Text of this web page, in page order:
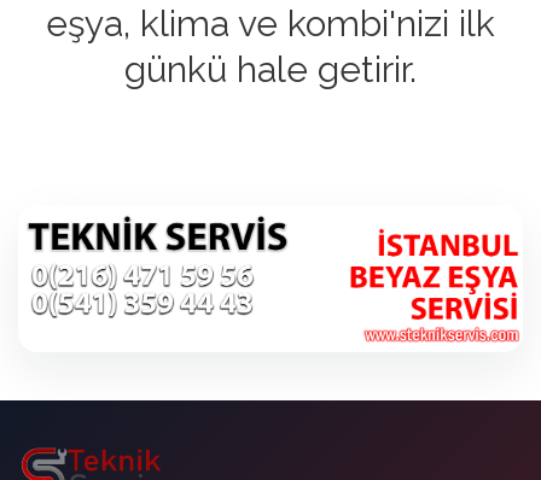
eşya, klima ve kombi'nizi ilk
günkü hale getirir.